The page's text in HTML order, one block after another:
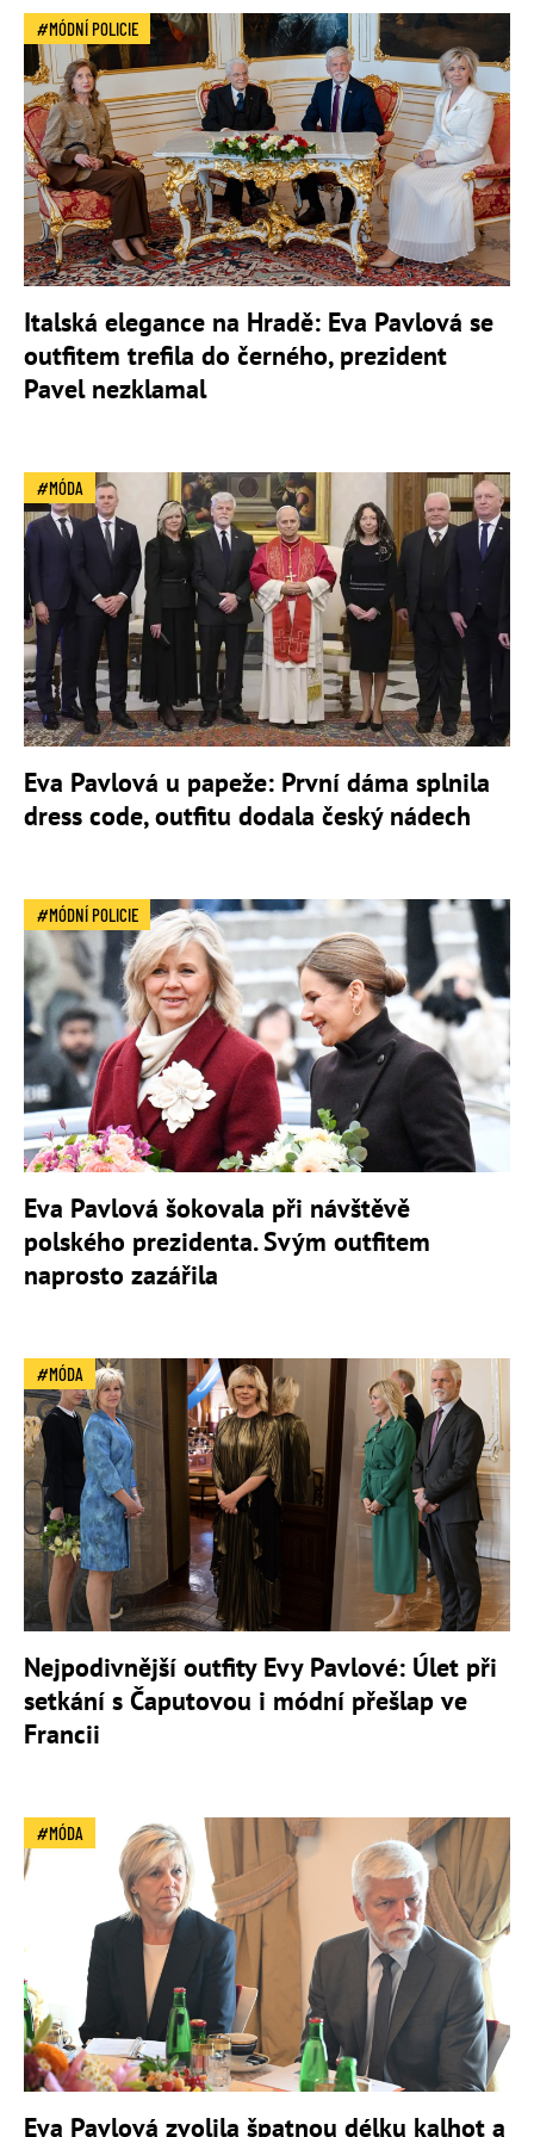
MÓDNÍ POLICIE
Italská elegance na Hradě: Eva Pavlová se
outfitem trefila do černého, prezident
Pavel nezklamal
MÓDA
Eva Pavlová u papeže: První dáma splnila
dress code, outfitu dodala český nádech
MÓDNÍ POLICIE
Eva Pavlová šokovala při návštěvě
polského prezidenta. Svým outfitem
naprosto zazářila
MÓDA
Nejpodivnější outfity Evy Pavlové: Úlet při
setkání s Čaputovou i módní přešlap ve
Francii
MÓDA
Eva Pavlová zvolila špatnou délku kalhot a